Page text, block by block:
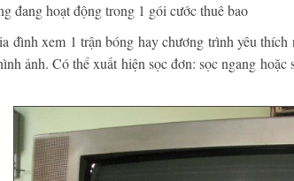
đang hoạt động trong 1 gói cước thuê bao
đình xem 1 trận bóng hay chương trình yêu
ảnh. Có thể xuất hiện sọc đơn: sọc ngang